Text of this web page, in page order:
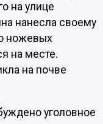
на улице
нанесла своему
ножевых
на месте.
на почве
уголовное